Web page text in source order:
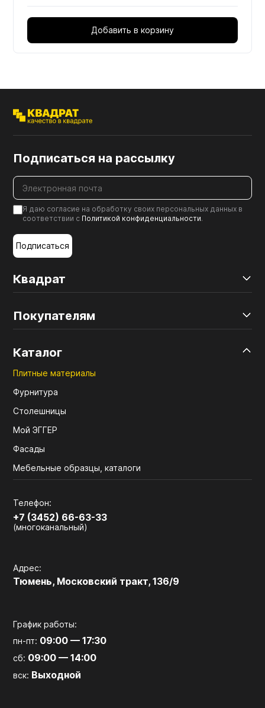
Добавить в корзину
Квадрат
Покупателям
Каталог
Плитные материалы
Фурнитура
Столешницы
Мой ЭГГЕР
Фасады
Мебельные образцы, каталоги
Телефон:
+7 (3452) 66-63-33
(многоканальный)
Адрес:
Тюмень, Московский тракт, 136/9
График работы:
пн-пт: 09:00 — 17:30
сб: 09:00 — 14:00
вск: Выходной
Подписаться на рассылку
Я даю согласие на обработку своих персональных данных в
соответствии с Политикой конфиденциальности.
Подписаться